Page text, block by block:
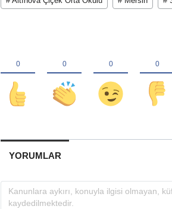
YORUMLAR